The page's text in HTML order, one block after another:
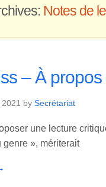
Notes de
– À
by Secrétariat
une lecture
genre », mériterait